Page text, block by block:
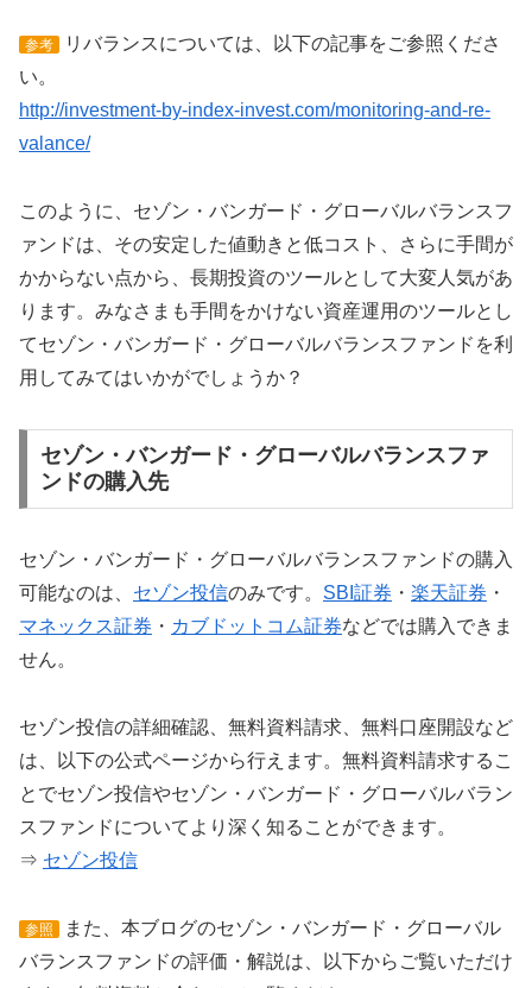
参考
リバランスについては、以下の記事をご参照くださ
い。
http://investment-by-index-invest.com/monitoring-and-re-
valance/
このように、セゾン・バンガード・グローバルバランスフ
ァンドは、その安定した値動きと低コスト、さらに手間が
かからない点から、長期投資のツールとして大変人気があ
ります。みなさまも手間をかけない資産運用のツールとし
てセゾン・バンガード・グローバルバランスファンドを利
用してみてはいかがでしょうか？
セゾン・バンガード・グローバルバランスファ
ンドの購入先
セゾン・バンガード・グローバルバランスファンドの購入
可能なのは、 セゾン投信のみです。 SBI証券 ・ 楽天証券 ・
マネックス証券 ・ カブドットコム証券などでは購入できま
せん。
セゾン投信の詳細確認、無料資料請求、無料口座開設など
は、以下の公式ページから行えます。無料資料請求するこ
とでセゾン投信やセゾン・バンガード・グローバルバラン
スファンドについてより深く知ることができます。
⇒ セゾン投信
参照
また、本ブログのセゾン・バンガード・グローバル
バランスファンドの評価・解説は、以下からご覧いただけ